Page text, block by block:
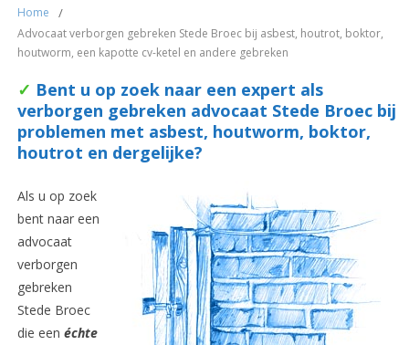
Home /
Advocaat verborgen gebreken Stede Broec bij asbest, houtrot, boktor,
houtworm, een kapotte cv-ketel en andere gebreken
✓ Bent u op zoek naar een expert als
verborgen gebreken advocaat Stede Broec bij
problemen met asbest, houtworm, boktor,
houtrot en dergelijke?
Als u op zoek
bent naar een
advocaat
verborgen
gebreken
Stede Broec
die een échte